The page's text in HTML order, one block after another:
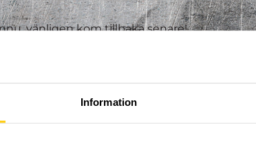
Information
vänligen kom tillbaka senare!